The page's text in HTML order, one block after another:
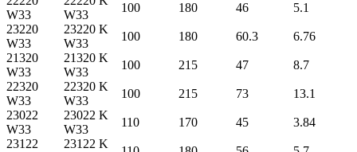
W33
W33
100 180 46
5.1
23220
W33
23220 K
W33
100 180 60.3
6.76
21320
W33
21320 K
W33
100 215 47
8.7
22320
W33
22320 K
W33
100 215 73
13.1
23022
W33
23022 K
W33
110 170 45
3.84
23122
23122 K